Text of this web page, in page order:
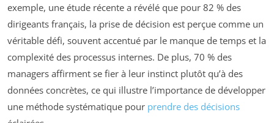
exemple, une étude récente a révélé que pour 82 % des
dirigeants français, la prise de décision est perçue comme un
véritable défi, souvent accentué par le manque de temps et la
complexité des processus internes. De plus, 70 % des
managers affirment se fier à leur instinct plutôt qu’à des
données concrètes, ce qui illustre l’importance de développer
une méthode systématique pour prendre des décisions